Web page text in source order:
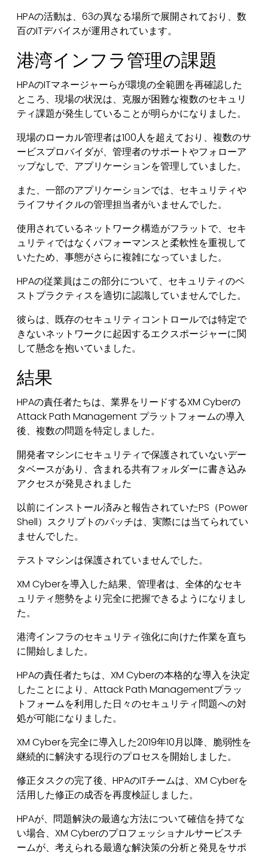
HPAの活動は、63の異なる場所で展開されており、数
百のITデバイスが運用されています。
港湾インフラ管理の課題
HPAのITマネージャーらが環境の全範囲を再確認した
ところ、現場の状況は、克服が困難な複数のセキュリ
ティ課題が発生していることが明らかになりました。
現場のローカル管理者は100人を超えており、複数のサ
ービスプロバイダが、管理者のサポートやフォローア
ップなしで、アプリケーションを管理していました。
また、一部のアプリケーションでは、セキュリティや
ライフサイクルの管理担当者がいませんでした。
使用されているネットワーク構造がフラットで、セキ
ュリティではなくパフォーマンスと柔軟性を重視して
いたため、事態がさらに複雑になっていました。
HPAの従業員はこの部分について、セキュリティのベ
ストプラクティスを適切に認識していませんでした。
彼らは、既存のセキュリティコントロールでは特定で
きないネットワークに起因するエクスポージャーに関
して懸念を抱いていました。
結果
HPAの責任者たちは、業界をリードするXM Cyberの
Attack Path Management プラットフォームの導入
後、複数の問題を特定しました。
開発者マシンにセキュリティで保護されていないデー
タベースがあり、含まれる共有フォルダーに書き込み
アクセスが発見されました
以前にインストール済みと報告されていたPS（Power
Shell）スクリプトのパッチは、実際には当てられてい
ませんでした。
テストマシンは保護されていませんでした。
XM Cyberを導入した結果、管理者は、全体的なセキ
ュリティ態勢をより完全に把握できるようになりまし
た。
港湾インフラのセキュリティ強化に向けた作業を直ち
に開始しました。
HPAの責任者たちは、XM Cyberの本格的な導入を決定
したことにより、Attack Path Managementプラッ
トフォームを利用した日々のセキュリティ問題への対
処が可能になりました。
XM Cyberを完全に導入した2019年10月以降、脆弱性を
継続的に解決する現行のプロセスを開始しました。
修正タスクの完了後、HPAのITチームは、XM Cyberを
活用した修正の成否を再度検証しました。
HPAが、問題解決の最適な方法について確信を持てな
い場合、XM Cyberのプロフェッショナルサービスチ
ームが、考えられる最適な解決策の分析と発見をサポ